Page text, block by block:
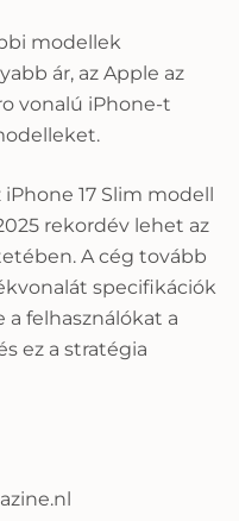
modellek
ár, az Apple az
vonalú iPhone-t
17 Slim modell
rekordév lehet az
A cég tovább
specifikációk
a felhasználókat a
ez a stratégia